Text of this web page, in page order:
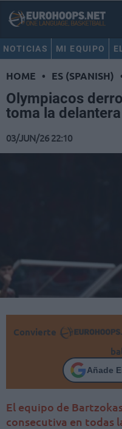
NOTICIAS MI EQUIPO
HOME • ES (SPANISH)
Olympiacos
toma la delantera
03/JUN/26 22:10
Convierte
Añade
El equipo de
consecutiva en todas